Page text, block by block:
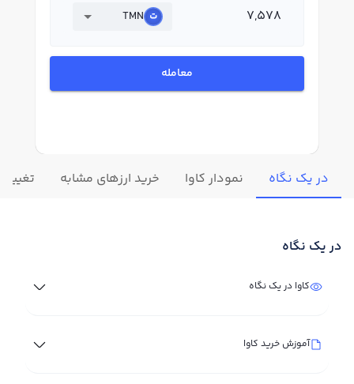
TMN
معامله
در یک نگاه نمودار کاوا خرید ارزهای مشابه
در یک نگاه
کاوا در یک نگاه
آموزش خرید کاوا